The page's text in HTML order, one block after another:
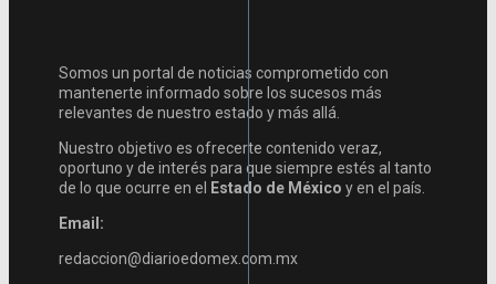
Somos un portal de noticias comprometido con
mantenerte informado sobre los sucesos más
relevantes de nuestro estado y más allá.
Nuestro objetivo es ofrecerte contenido veraz,
oportuno y de interés para que siempre estés al tanto
de lo que ocurre en el
Estado de México y en el país.
Email:
redaccion@diarioedomex.com.mx